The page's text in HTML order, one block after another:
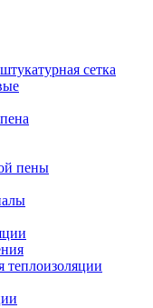
сетка
пены
теплоизоляции